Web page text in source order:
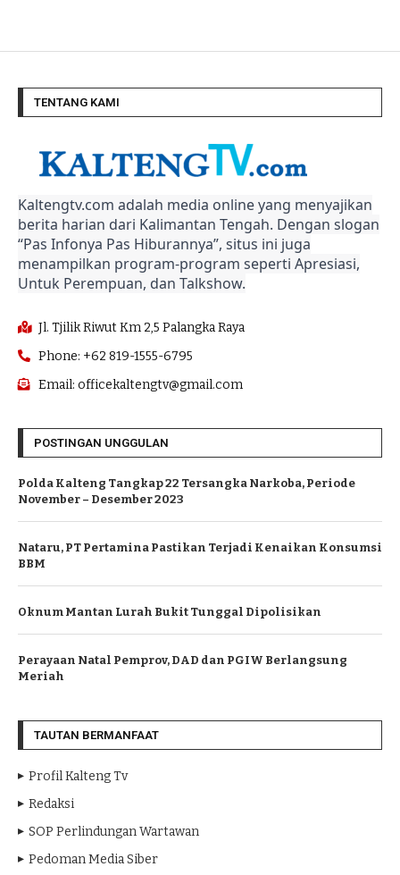
TENTANG KAMI
Kaltengtv.com adalah media online yang menyajikan
berita harian dari Kalimantan Tengah. Dengan slogan
“Pas Infonya Pas Hiburannya”, situs ini juga
menampilkan program-program seperti Apresiasi,
Untuk Perempuan, dan Talkshow.
Jl. Tjilik Riwut Km 2,5 Palangka Raya
Phone: +62 819-1555-6795
Email: officekaltengtv@gmail.com
POSTINGAN UNGGULAN
Polda Kalteng Tangkap 22 Tersangka Narkoba, Periode
November – Desember 2023
Nataru, PT Pertamina Pastikan Terjadi Kenaikan Konsumsi
BBM
Oknum Mantan Lurah Bukit Tunggal Dipolisikan
Perayaan Natal Pemprov, DAD dan PGIW Berlangsung
Meriah
TAUTAN BERMANFAAT
Profil Kalteng Tv
Redaksi
SOP Perlindungan Wartawan
Pedoman Media Siber